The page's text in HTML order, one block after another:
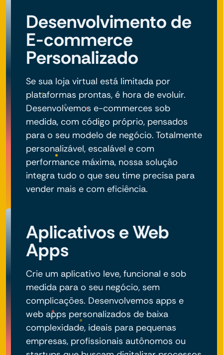
Desenvolvimento de
E-commerce
Personalizado
Se sua loja virtual está limitada por
plataformas prontas, é hora de evoluir.
Desenvolvemos e-commerces sob
medida, com código próprio, pensados
para o seu modelo de negócio. Totalmente
personalizável, escalável e com
performance máxima, nossa solução
integra tudo o que seu time precisa para
vender mais e com eficiência.
Aplicativos e Web
Apps
Crie um aplicativo leve, funcional e sob
medida para o seu negócio, sem
complicações. Desenvolvemos apps e
web apps personalizados de baixa
complexidade, ideais para pequenas
empresas, profissionais autônomos ou